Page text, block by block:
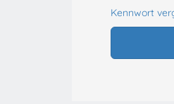
Kennwort